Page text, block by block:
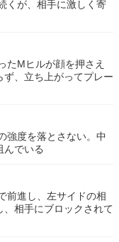
くが、相手に激しく寄
たMヒルが顔を押さえ
、立ち上がってプレー
強度を落とさない。中
んでいる
前進し、左サイドの相
相手にブロックされて